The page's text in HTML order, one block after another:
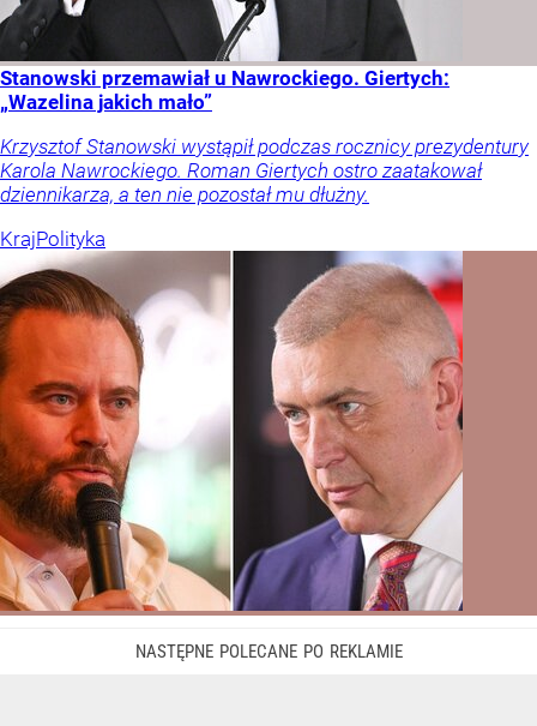
Stanowski przemawiał u Nawrockiego. Giertych:
„Wazelina jakich mało”
Krzysztof Stanowski wystąpił podczas rocznicy prezydentury
Karola Nawrockiego. Roman Giertych ostro zaatakował
dziennikarza, a ten nie pozostał mu dłużny.
KrajPolityka